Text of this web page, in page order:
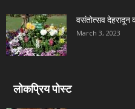
वसंतोत्सव देहरादून
March 3, 2023
लोकप्रिय पोस्ट